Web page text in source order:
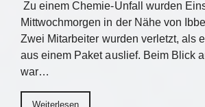
Zu einem Chemie-Unfall wurden
Mittwochmorgen in der Nähe von
Zwei Mitarbeiter wurden verletzt, als
aus einem Paket auslief. Beim Blick
war…
Weiterlesen